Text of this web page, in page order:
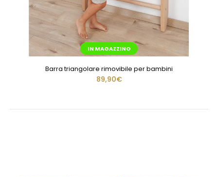
IN MAGAZZINO
Barra triangolare rimovibile per bambini
89,90€